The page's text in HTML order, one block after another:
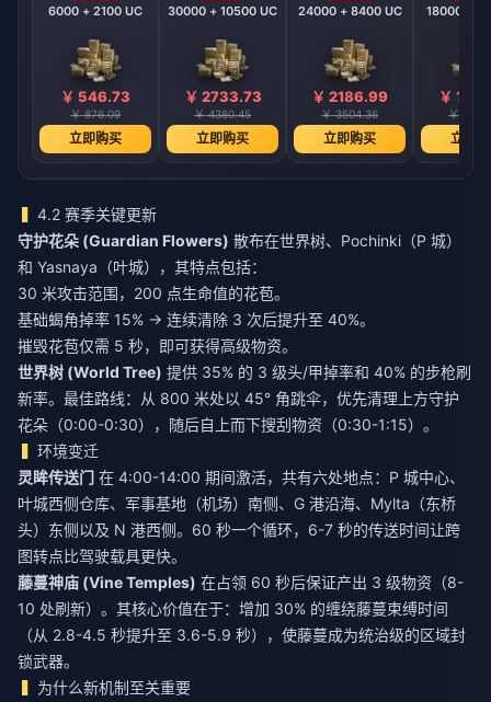
6000 + 2100 UC
￥ 546.73
￥ 876.09
立即购买
30000 + 10500 UC
￥ 2733.73
￥ 4380.45
立即购买
24000 + 8400 UC
￥ 2186.99
￥ 3504.36
立即购买
18000 +
￥
￥
立即
4.2 赛季关键更新
守护花朵 (Guardian Flowers) 散布在世界树、Pochinki（P 城）
和 Yasnaya（叶城），其特点包括：
30 米攻击范围，200 点生命值的花苞。
基础蝎角掉率 15% → 连续清除 3 次后提升至 40%。
摧毁花苞仅需 5 秒，即可获得高级物资。
世界树 (World Tree) 提供 35% 的 3 级头/甲掉率和 40% 的步枪刷
新率。最佳路线：从 800 米处以 45° 角跳伞，优先清理上方守护
花朵（0:00-0:30），随后自上而下搜刮物资（0:30-1:15）。
环境变迁
灵眸传送门 在 4:00-14:00 期间激活，共有六处地点：P 城中心、
叶城西侧仓库、军事基地（机场）南侧、G 港沿海、Mylta（东桥
头）东侧以及 N 港西侧。60 秒一个循环，6-7 秒的传送时间让跨
图转点比驾驶载具更快。
藤蔓神庙 (Vine Temples) 在占领 60 秒后保证产出 3 级物资（8-
10 处刷新）。其核心价值在于：增加 30% 的缠绕藤蔓束缚时间
（从 2.8-4.5 秒提升至 3.6-5.9 秒），使藤蔓成为统治级的区域封
锁武器。
为什么新机制至关重要